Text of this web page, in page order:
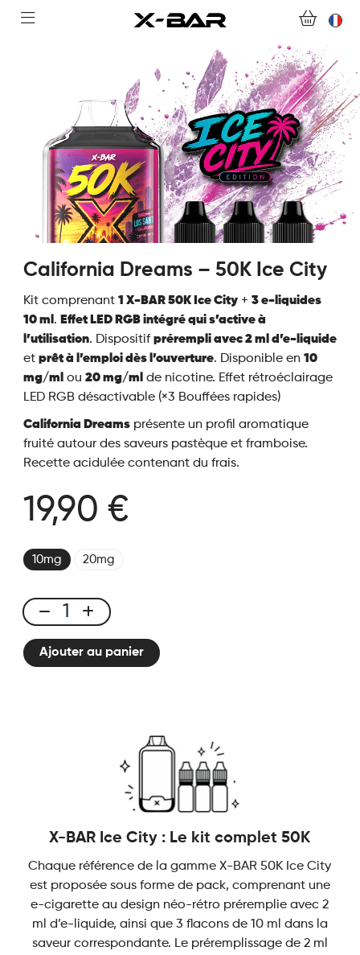
NOUS CONTACTER
FOIRE AUX QUESTIONS
DEVENIR REVENDEUR
California Dreams – 50K Ice City
Kit comprenant 1 X-BAR 50K Ice City+ 3 e-liquides
10 ml . Effet LED RGB intégré qui s’active à
l’utilisation. Dispositifprérempli avec 2 ml d’e-liquide
et prêt à l’emploi dès l’ouverture. Disponible en 10
mg/ml ou 20 mg/ml de nicotine. Effet rétroéclairage
LED RGB désactivable (×3 Bouffées rapides)
California Dreamsprésente un profil aromatique
fruité autour des saveurs pastèque et framboise.
Recette acidulée contenant du frais.
19,90 €
10mg 20mg
California
Dreams
-
Ajouter au panier
X-BAR Ice City : Le kit complet 50K
Chaque référence de la gamme X-BAR 50K Ice City
est proposée sous forme de pack, comprenant une
e-cigarette au design néo-rétro préremplie avec 2
ml d’e-liquide, ainsi que 3 flacons de 10 ml dans la
saveur correspondante. Le préremplissage de 2 ml